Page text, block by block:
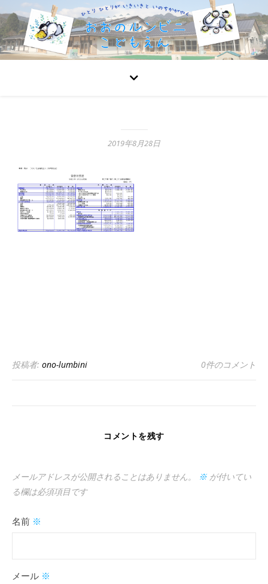
2019年8月28日
投稿者: ono-lumbini 0件のコメント
コメントを残す
メールアドレスが公開されることはありません。 ※が付いてい
る欄は必須項目です
名前 ※
メール ※